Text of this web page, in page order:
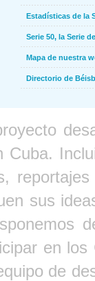
Estadísticas de la
Serie 50, la Serie
Mapa de nuestra
Directorio de
Cuba.
sus
en
de